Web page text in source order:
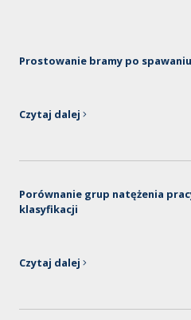
Prostowanie bramy po
Czytaj dalej
Porównanie grup natężenia
klasyfikacji
Czytaj dalej